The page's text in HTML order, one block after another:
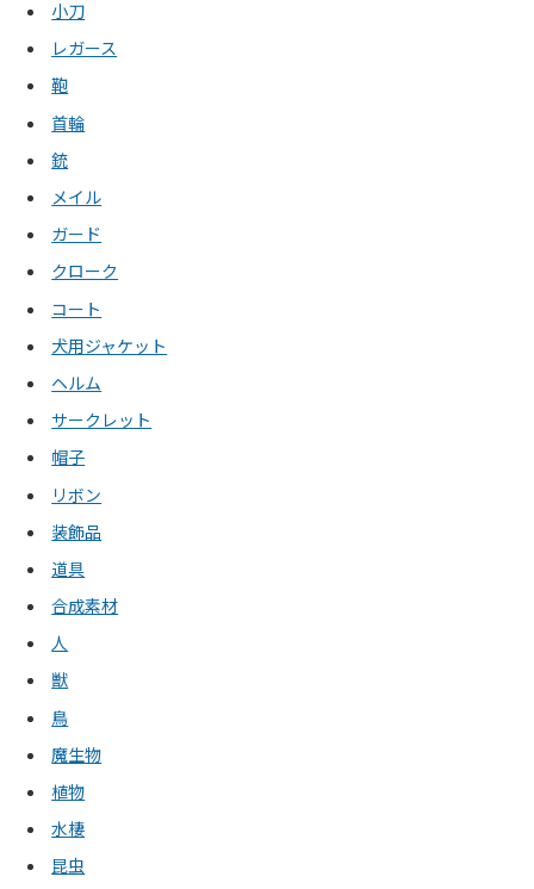
小刀
レガース
鞄
首輪
銃
メイル
ガード
クローク
コート
犬用ジャケット
ヘルム
サークレット
帽子
リボン
装飾品
道具
合成素材
人
獣
鳥
魔生物
植物
水棲
昆虫